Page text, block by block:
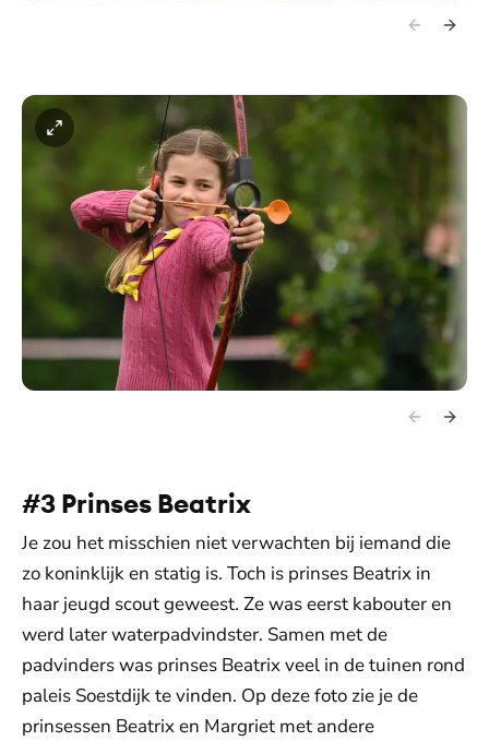
#3 Prinses Beatrix
Je zou het misschien niet verwachten bij iemand die
zo koninklijk en statig is. Toch is prinses Beatrix in
haar jeugd scout geweest. Ze was eerst kabouter en
werd later waterpadvindster. Samen met de
padvinders was prinses Beatrix veel in de tuinen rond
paleis Soestdijk te vinden. Op deze foto zie je de
prinsessen Beatrix en Margriet met andere